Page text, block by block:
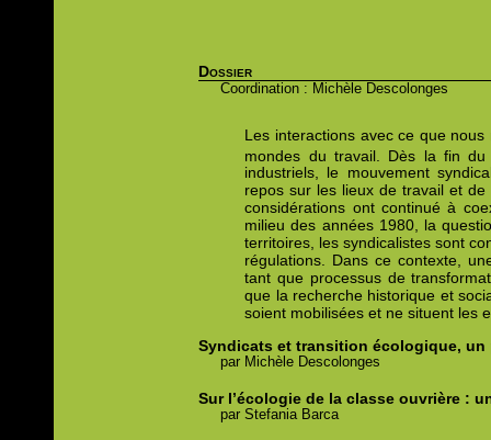
Dossier
Coordination : Michèle Descolonges
Les interactions avec ce que
mondes du travail. Dès la fin du
industriels, le mouvement
repos sur les lieux de travail et
considérations ont continué à
milieu des années 1980, la
territoires, les syndicalistes sont
régulations. Dans ce contexte,
tant que processus de
que la recherche historique et
soient mobilisées et ne situent les
Syndicats et transition écologique, un
par Michèle Descolonges
Sur l’écologie de la classe ouvrière :
parStefaniaBarca